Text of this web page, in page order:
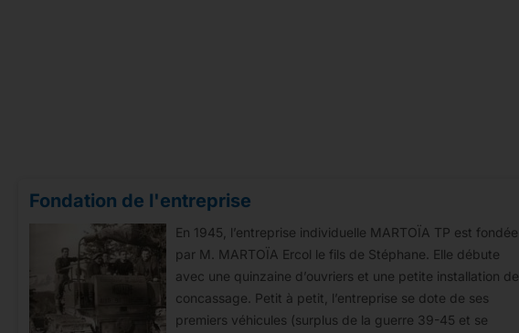
Fondation de l'entreprise
En 1945, l’entreprise individuelle MARTOÏA TP est fondée
par M. MARTOÏA Ercol le fils de Stéphane. Elle débute
avec une quinzaine d’ouvriers et une petite installation de
concassage. Petit à petit, l’entreprise se dote de ses
premiers véhicules (surplus de la guerre 39-45 et se